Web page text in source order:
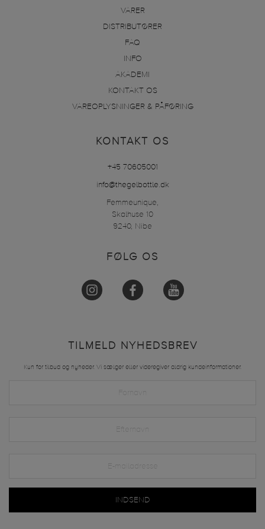
VARER
DISTRIBUTØRER
FAQ
INFO
AKADEMI
KONTAKT OS
VAREOPLYSNINGER & PÅFØRING
KONTAKT OS
+45 70605001
info@thegelbottle.dk
Femmeunique,
Skalhuse 10
9240, Nibe
FØLG OS
TILMELD NYHEDSBREV
Kun for tilbud og nyheder. Vi sælger eller videregiver aldrig kundeinformationer.
INDSEND